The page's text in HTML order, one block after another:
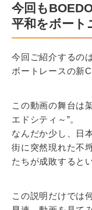
今回も
平和をボート
今回ご紹介するの
ボートレースの新
この動画の舞台は
エドシティ～”。
なんだか少し、日
街に突然現れた不
たちが成敗すると
この説明だけでは